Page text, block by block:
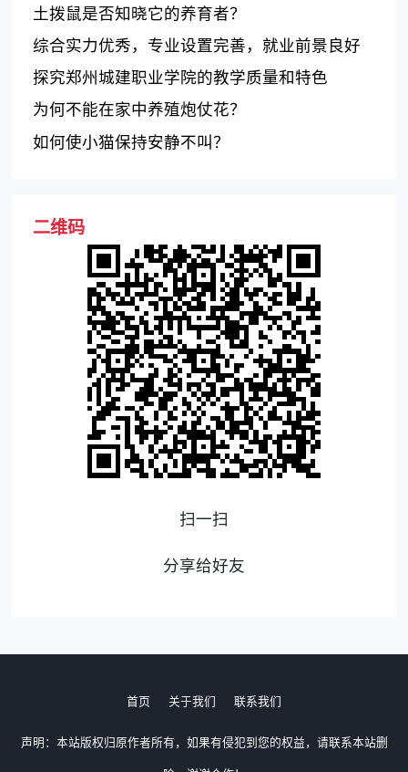
土拨鼠是否知晓它的养育者？
综合实力优秀，专业设置完善，就业前景良好
——华北理工大学轻工学院怎么样？
探究郑州城建职业学院的教学质量和特色
为何不能在家中养殖炮仗花？
如何使小猫保持安静不叫？
二维码
扫一扫
分享给好友
首页 关于我们 联系我们
声明：本站版权归原作者所有，如果有侵犯到您的权益，请联系本站删